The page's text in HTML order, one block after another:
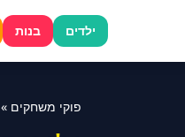
ילדים בנות
פוקי משחקים »